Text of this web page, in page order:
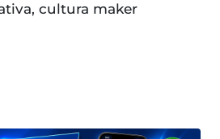
cultura maker